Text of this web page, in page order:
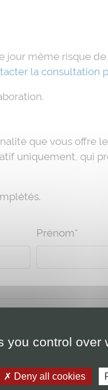
même risque
la consultation
que vous offre
uniquement, qui
Prénom*
Adresse email*
control over
Deny all cookies